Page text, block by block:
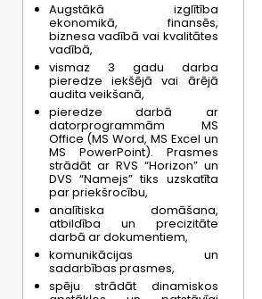
Augstākā izglītība
ekonomikā, finansēs,
biznesa vadībā vai kvalitātes
vadībā,
vismaz 3 gadu darba
pieredze iekšējā vai ārējā
audita veikšanā,
pieredze darbā ar
datorprogrammām MS
Office (MS Word, MS Excel un
MS PowerPoint). Prasmes
strādāt ar RVS “Horizon” un
DVS “Namejs” tiks uzskatīta
par priekšrocību,
analītiska domāšana,
atbildība un precizitāte
darbā ar dokumentiem,
komunikācijas un
sadarbības prasmes,
spēju strādāt dinamiskos